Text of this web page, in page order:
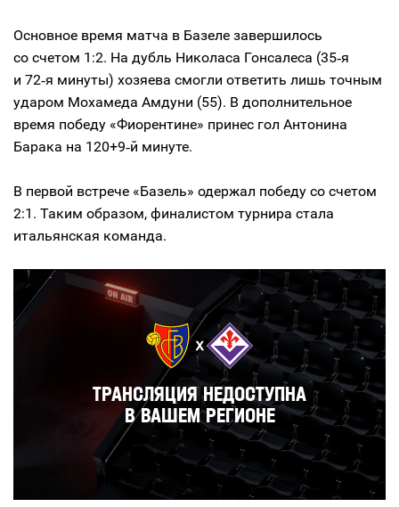
Основное время матча в Базеле завершилось
со счетом 1:2. На дубль Николаса Гонсалеса (35‑я
и 72‑я минуты) хозяева смогли ответить лишь точным
ударом Мохамеда Амдуни (55). В дополнительное
время победу «Фиорентине» принес гол Антонина
Барака на 120+9‑й минуте.
В первой встрече «Базель» одержал победу со счетом
2:1. Таким образом, финалистом турнира стала
итальянская команда.